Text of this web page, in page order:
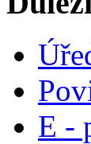
E -